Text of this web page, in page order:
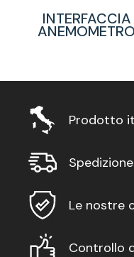
INTERFACCIA
ANEMOMETRO
Prodotto
Le nostre
Controllo